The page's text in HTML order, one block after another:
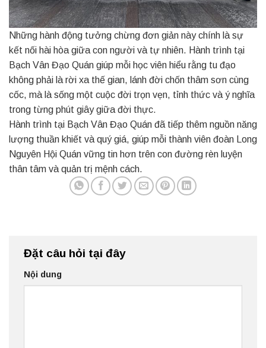
Những hành động tưởng chừng đơn giản này chính là sự
kết nối hài hòa giữa con người và tự nhiên. Hành trình tại
Bạch Vân Đạo Quán giúp mỗi học viên hiểu rằng tu đạo
không phải là rời xa thế gian, lánh đời chốn thâm sơn cùng
cốc, mà là sống một cuộc đời trọn vẹn, tỉnh thức và ý nghĩa
trong từng phút giây giữa đời thực.
Hành trình tại Bạch Vân Đạo Quán đã tiếp thêm nguồn năng
lượng thuần khiết và quý giá, giúp mỗi thành viên đoàn Long
Nguyên Hội Quán vững tin hơn trên con đường rèn luyện
thân tâm và quản trị mệnh cách.
Đặt câu hỏi tại đây
Nội dung